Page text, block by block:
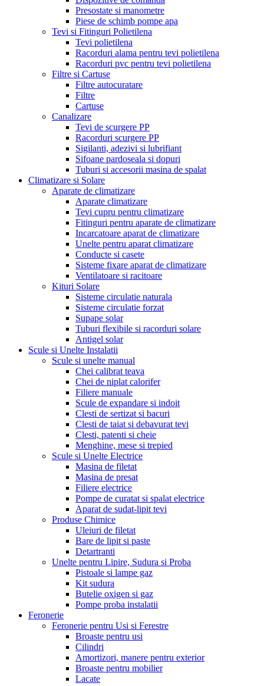
Presostate si manometre
Piese de schimb pompe apa
Tevi si Fitinguri Polietilena
Tevi polietilena
Racorduri alama pentru tevi polietilena
Racorduri pvc pentru tevi polietilena
Filtre si Cartuse
Filtre autocuratare
Filtre
Cartuse
Canalizare
Tevi de scurgere PP
Racorduri scurgere PP
Sigilanti, adezivi si lubrifiant
Sifoane pardoseala si dopuri
Tuburi si accesorii masina de spalat
Climatizare si Solare
Aparate de climatizare
Aparate climatizare
Tevi cupru pentru climatizare
Fitinguri pentru aparate de climatizare
Incarcatoare aparat de climatizare
Unelte pentru aparat climatizare
Conducte si casete
Sisteme fixare aparat de climatizare
Ventilatoare si racitoare
Kituri Solare
Sisteme circulatie naturala
Sisteme circulatie forzat
Supape solar
Tuburi flexibile si racorduri solare
Antigel solar
Scule si Unelte Instalatii
Scule si unelte manual
Chei calibrat teava
Chei de niplat calorifer
Filiere manuale
Scule de expandare si indoit
Clesti de sertizat si bacuri
Clesti de taiat si debavurat tevi
Clesti, patenti si cheie
Menghine, mese si trepied
Scule si Unelte Electrice
Masina de filetat
Masina de presat
Filiere electrice
Pompe de curatat si spalat electrice
Aparat de sudat-lipit tevi
Produse Chimice
Uleiuri de filetat
Bare de lipit si paste
Detartranti
Unelte pentru Lipire, Sudura si Proba
Pistoale si lampe gaz
Kit sudura
Butelie oxigen si gaz
Pompe proba instalatii
Feronerie
Feronerie pentru Usi si Ferestre
Broaste pentru usi
Cilindri
Amortizori, manere pentru exterior
Broaste pentru mobilier
Lacate